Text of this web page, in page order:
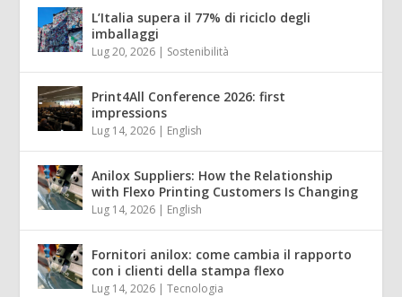
L’Italia supera il 77% di riciclo degli
imballaggi
Lug 20, 2026 | Sostenibilità
Print4All Conference 2026: first
impressions
Lug 14, 2026 | English
Anilox Suppliers: How the Relationship
with Flexo Printing Customers Is Changing
Lug 14, 2026 | English
Fornitori anilox: come cambia il rapporto
con i clienti della stampa flexo
Lug 14, 2026 |Tecnologia